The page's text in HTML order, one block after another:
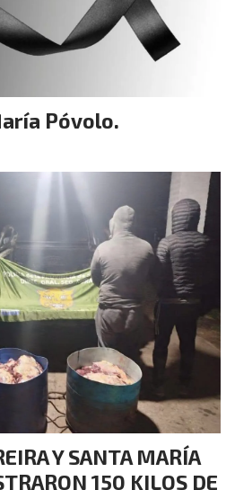
Póvolo.
Y SANTA MARÍA
150 KILOS DE